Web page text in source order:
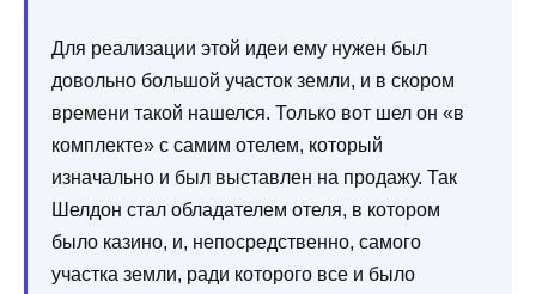
Для реализации этой идеи ему нужен был
довольно большой участок земли, и в скором
времени такой нашелся. Только вот шел он «в
комплекте» с самим отелем, который
изначально и был выставлен на продажу. Так
Шелдон стал обладателем отеля, в котором
было казино, и, непосредственно, самого
участка земли, ради которого все и было